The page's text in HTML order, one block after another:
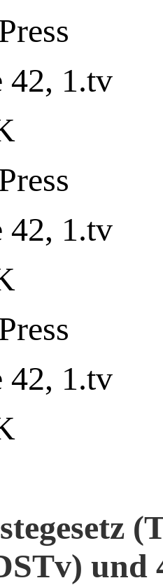
42, 1.tv
42, 1.tv
42, 1.tv
und